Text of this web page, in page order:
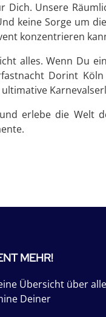
Dich. Unsere
keine Sorge um
konzentrieren
alles. Wenn Du
Dorint
erlebe die Welt
MEHR!
Übersicht über
Deiner